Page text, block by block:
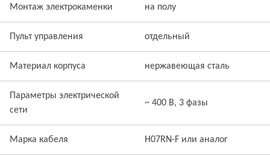
Монтаж электрокаменки на полу
Пульт управления отдельный
Материал корпуса нержавеющая сталь
Параметры электрической
сети
~ 400 В, 3 фазы
Марка кабеля H07RN-F или аналог